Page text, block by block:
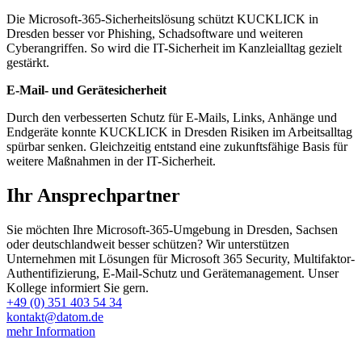
Die Microsoft-365-Sicherheitslösung schützt KUCKLICK in
Dresden besser vor Phishing, Schadsoftware und weiteren
Cyberangriffen. So wird die IT-Sicherheit im Kanzleialltag gezielt
gestärkt.
E-Mail- und Gerätesicherheit
Durch den verbesserten Schutz für E-Mails, Links, Anhänge und
Endgeräte konnte KUCKLICK in Dresden Risiken im Arbeitsalltag
spürbar senken. Gleichzeitig entstand eine zukunftsfähige Basis für
weitere Maßnahmen in der IT-Sicherheit.
Ihr Ansprechpartner
Sie möchten Ihre Microsoft-365-Umgebung in Dresden, Sachsen
oder deutschlandweit besser schützen? Wir unterstützen
Unternehmen mit Lösungen für Microsoft 365 Security, Multifaktor-
Authentifizierung, E-Mail-Schutz und Gerätemanagement. Unser
Kollege informiert Sie gern.
+49 (0) 351 403 54 34
kontakt@datom.de
mehr Information